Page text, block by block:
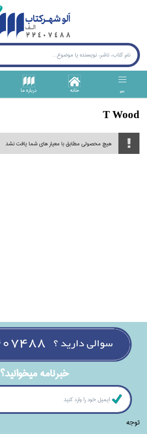
منو خانه درباره ما
T Wood
هیچ محصولی مطابق با معیار های شما یافت نشد
خبرنامه ميخوانيد؟
توجه